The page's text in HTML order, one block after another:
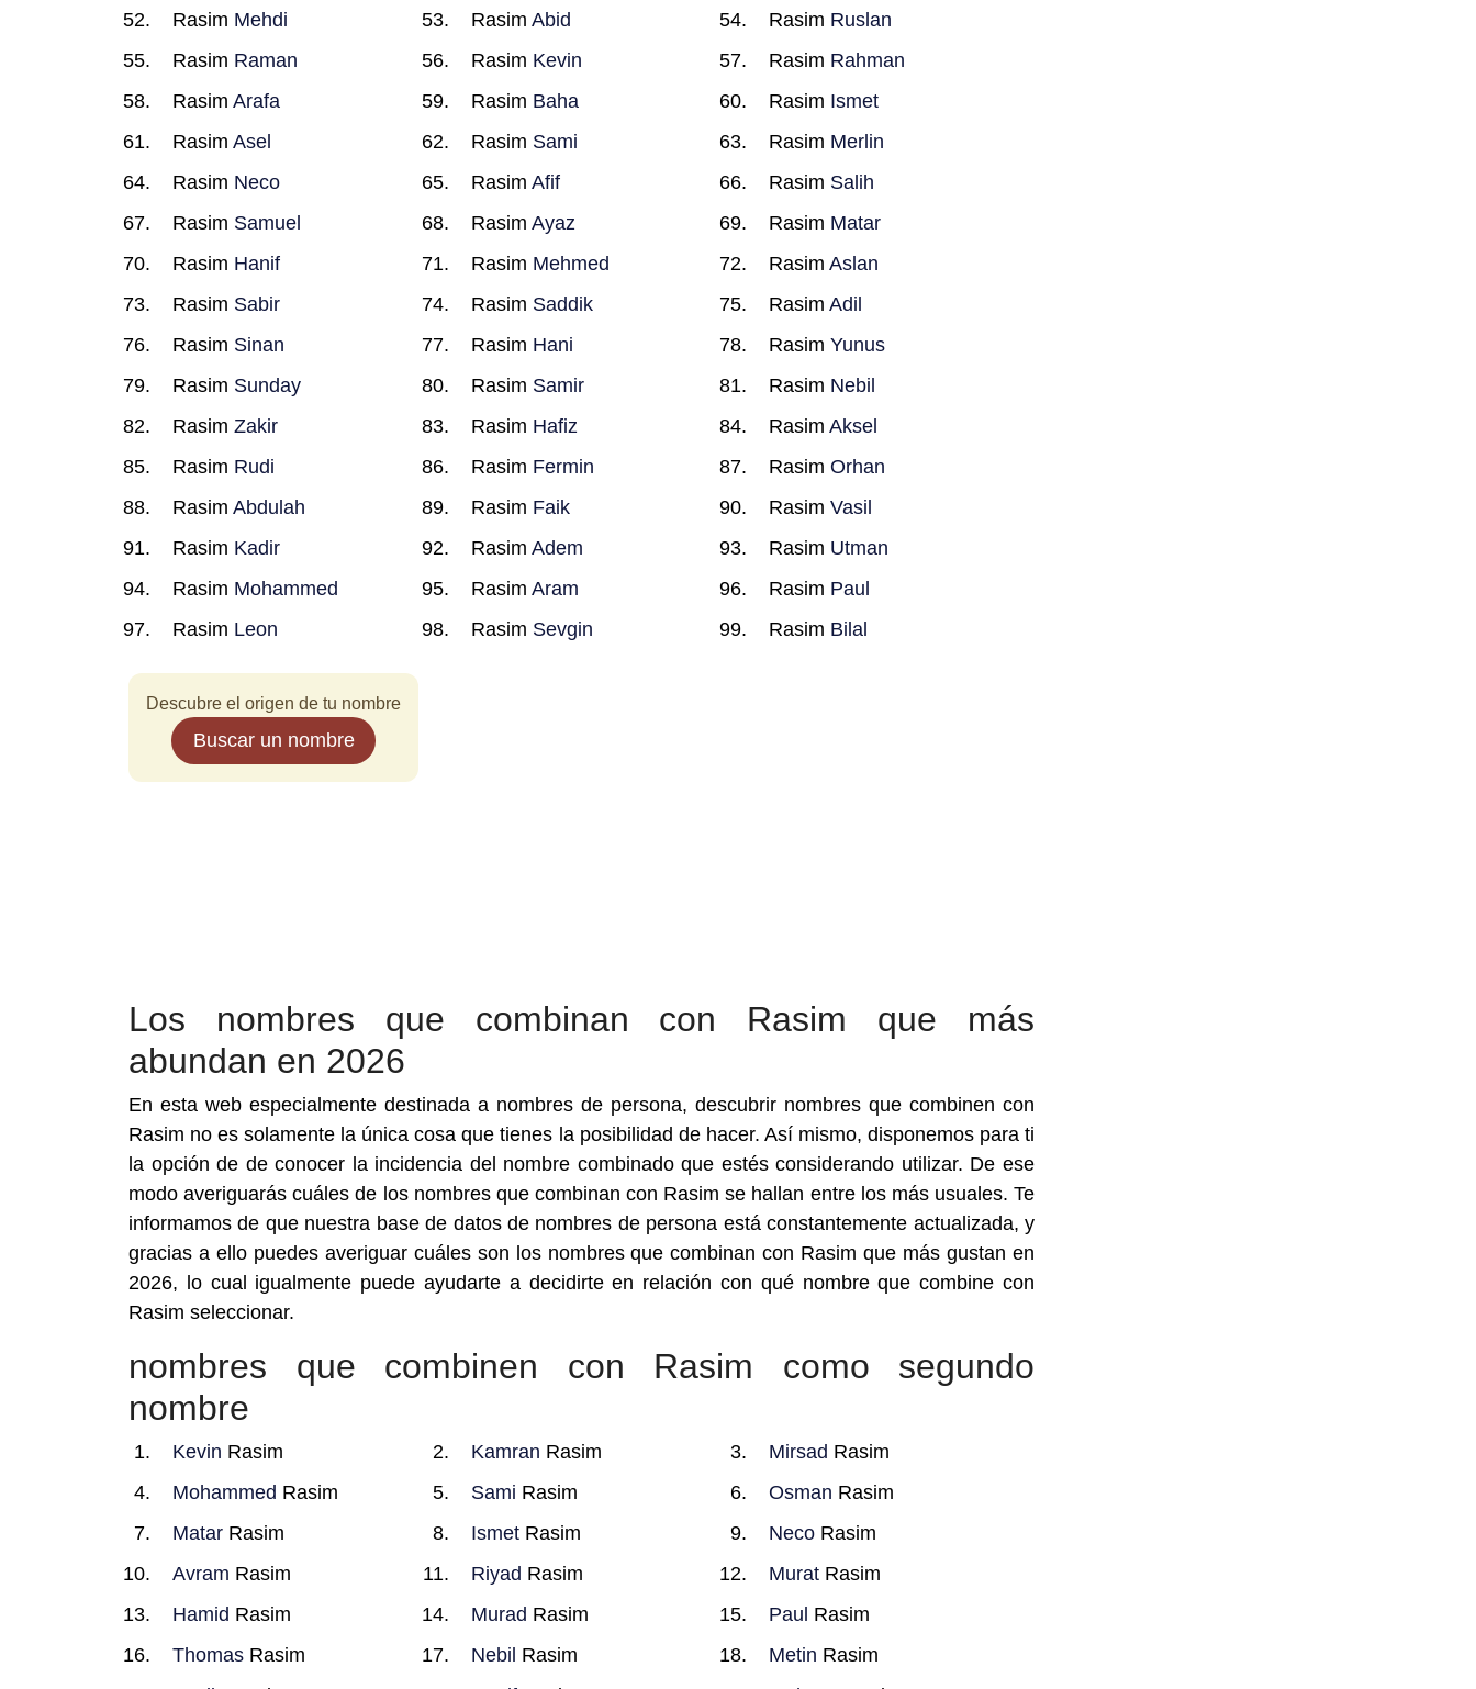
Rasim Mehdi Rasim Abid Rasim Ruslan
Rasim Raman Rasim Kevin Rasim Rahman
Rasim Arafa Rasim Baha Rasim Ismet
Rasim Asel Rasim Sami Rasim Merlin
Rasim Neco Rasim Afif Rasim Salih
Rasim Samuel Rasim Ayaz Rasim Matar
Rasim Hanif Rasim Mehmed RasimAslan
Rasim Sabir Rasim Saddik RasimAdil
Rasim Sinan Rasim Hani RasimYunus
Rasim Sunday Rasim Samir Rasim Nebil
Rasim Zakir Rasim Hafiz RasimAksel
Rasim Rudi Rasim Fermin RasimOrhan
Rasim Abdulah Rasim Faik RasimVasil
Rasim Kadir Rasim Adem Rasim Utman
Rasim Mohammed Rasim Aram Rasim Paul
Rasim Leon Rasim Sevgin Rasim Bilal
Descubre el origen de tu nombre
Buscar un nombre
Los nombres que combinan con Rasim que más
abundan en 2026
En esta web especialmente destinada a nombres de persona, descubrir nombres que combinen con
Rasim no es solamente la única cosa que tienes la posibilidad de hacer. Así mismo, disponemos para ti
la opción de de conocer la incidencia del nombre combinado que estés considerando utilizar. De ese
modo averiguarás cuáles de los nombres que combinan con Rasim se hallan entre los más usuales. Te
informamos de que nuestra base de datos de nombres de persona está constantemente actualizada, y
gracias a ello puedes averiguar cuáles son los nombres que combinan con Rasim que más gustan en
2026, lo cual igualmente puede ayudarte a decidirte en relación con qué nombre que combine con
Rasim seleccionar.
nombres que combinen con Rasim como segundo
nombre
Kevin Rasim Kamran Rasim Mirsad Rasim
Mohammed Rasim Sami Rasim Osman Rasim
Matar Rasim IsmetRasim Neco Rasim
Avram Rasim Riyad Rasim Murat Rasim
Hamid Rasim Murad Rasim Paul Rasim
Thomas Rasim Nebil Rasim Metin Rasim